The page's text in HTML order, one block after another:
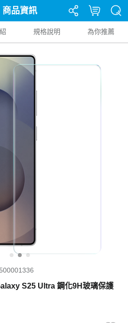
商品資訊
規格說明 為你推薦
S25 Ultra 鋼化9H玻璃保護